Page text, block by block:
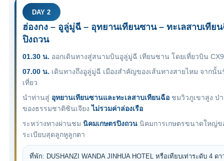
DAY 2
ฮ่องกง – อูลู่มู่ฉี – อุทยานเทียนซาน – ทะเลสาบเทีย
ปิงถวน
01.30 น. ออกเดินทางสู่สนามบินอูลู่มู่ฉี เทียนซาน โดยเที่ยวบิน
07.00 น. เดินทางถึงอูลู่มู่ฉี เมืองสำคัญของเส้นทางสายไหม จากนั้
เที่ยว
นำท่านสู่ อุทยานเทียนซานและทะเลสาบเทียนฉือชมวิวภูเขาสูง ป่
ของธรรมชาติซินเจียงไม่รวมค่าล่องเรือ
ระหว่างทางผ่านชม นิคมเกษตรปิงถวนนิคมการเกษตรขนาดใหญ่ข
ระเบียบสุดลูกหูลูกตา
ที่พัก: DUSHANZI WANDA JINHUA HOTEL หรือเทียบเท่าระดับ 4 ด